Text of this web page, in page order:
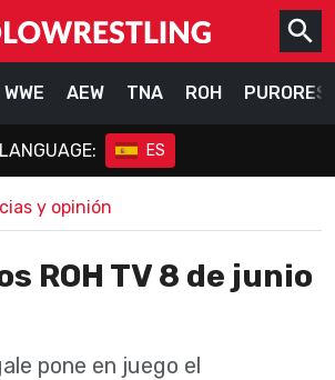
WWE AEW TNA ROH
LANGUAGE: ES
y opinión
ROH TV 8 de junio
pone en juego el